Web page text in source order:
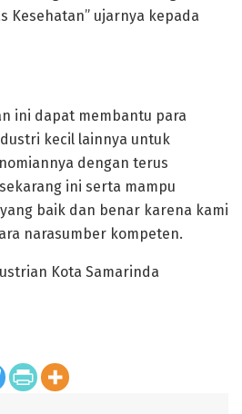
Kesehatan” ujarnya kepada
ini dapat membantu para
kecil lainnya untuk
dengan terus
ini serta mampu
baik dan benar karena kami
narasumber kompeten.
Kota Samarinda